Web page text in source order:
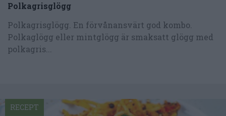
Polkagrisglögg
Polkagrisglögg. En förvånansvärt god kombo.
Polkaglögg eller mintglögg är smaksatt glögg med
polkagris...
RECEPT